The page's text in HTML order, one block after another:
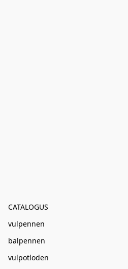
CATALOGUS
vulpennen
balpennen
vulpotloden